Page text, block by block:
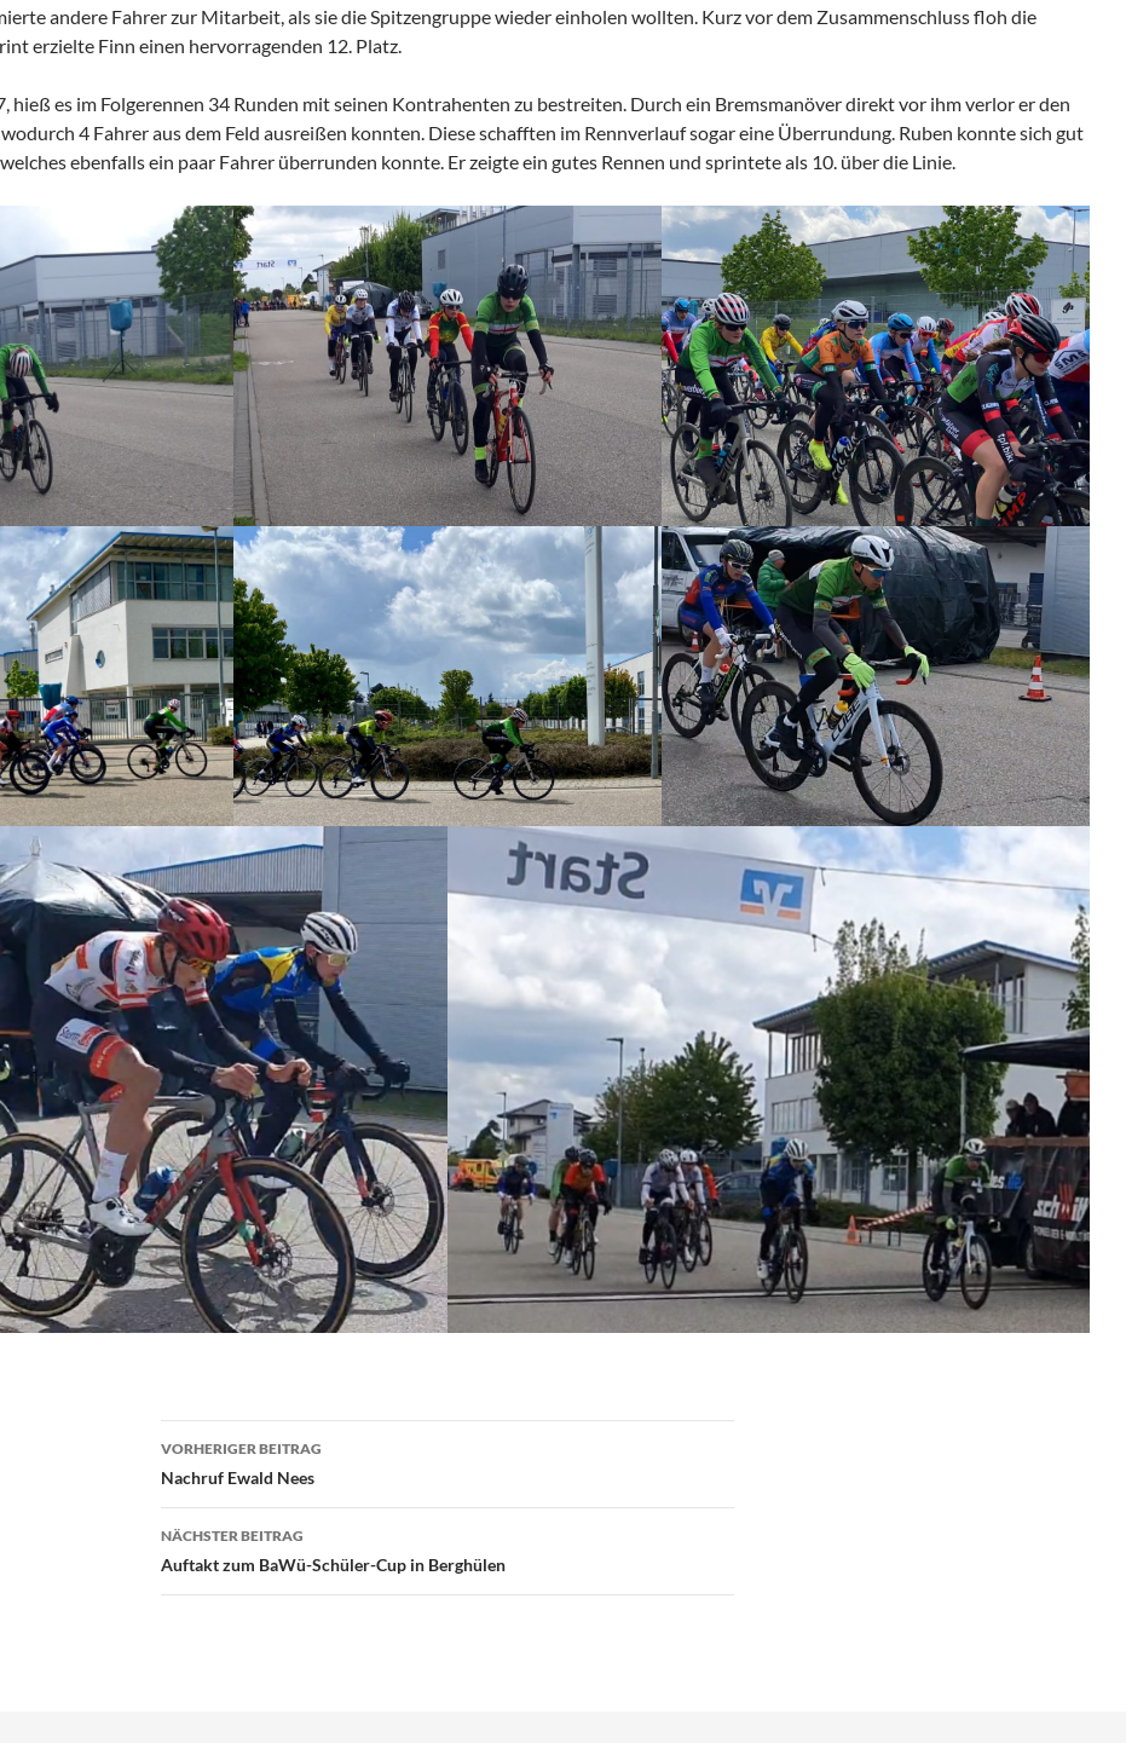
andere Fahrer zur Mitarbeit, als sie die Spitzengruppe wieder einholen wollten. Kurz vor dem Zusammenschluss floh die
erzielte Finn einen hervorragenden 12. Platz.
hieß es im Folgerennen 34 Runden mit seinen Kontrahenten zu bestreiten. Durch ein Bremsmanöver direkt vor ihm verlor er den
4 Fahrer aus dem Feld ausreißen konnten. Diese schafften im Rennverlauf sogar eine Überrundung. Ruben konnte sich gut
ebenfalls ein paar Fahrer überrunden konnte. Er zeigte ein gutes Rennen und sprintete als 10. über die Linie.
Beitragsnavigation
VORHERIGER BEITRAG
Nachruf Ewald Nees
NÄCHSTER BEITRAG
Auftakt zum BaWü-Schüler-Cup in Berghülen